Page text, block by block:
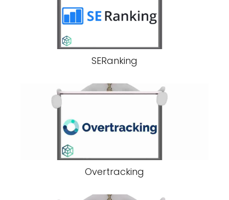
SERanking
Overtracking